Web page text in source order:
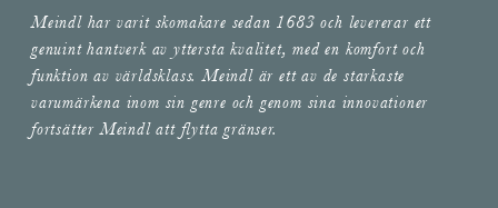
Meindl har varit skomakare sedan 1683 och levererar ett
genuint hantverk av yttersta kvalitet, med en komfort och
funktion av världsklass. Meindl är ett av de starkaste
varumärkena inom sin genre och genom sina innovationer
fortsätter Meindl att flytta gränser.